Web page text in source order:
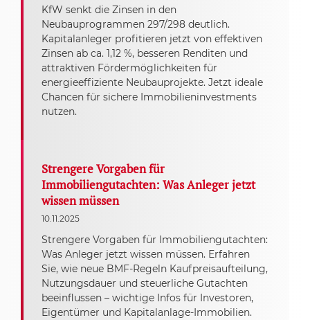
KfW senkt die Zinsen in den
Neubauprogrammen 297/298 deutlich.
Kapitalanleger profitieren jetzt von effektiven
Zinsen ab ca. 1,12 %, besseren Renditen und
attraktiven Fördermöglichkeiten für
energieeffiziente Neubauprojekte. Jetzt ideale
Chancen für sichere Immobilieninvestments
nutzen.
Strengere Vorgaben für
Immobiliengutachten: Was Anleger jetzt
wissen müssen
10.11.2025
Strengere Vorgaben für Immobiliengutachten:
Was Anleger jetzt wissen müssen. Erfahren
Sie, wie neue BMF-Regeln Kaufpreisaufteilung,
Nutzungsdauer und steuerliche Gutachten
beeinflussen – wichtige Infos für Investoren,
Eigentümer und Kapitalanlage-Immobilien.